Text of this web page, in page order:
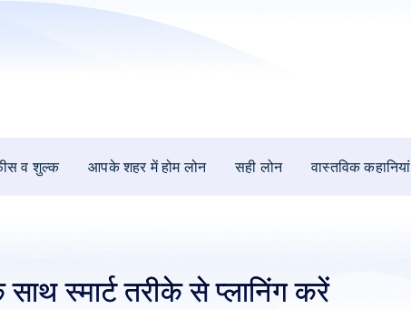
व शुल्क आपके शहर में होम लोन सही लोन वास्तविक कहानियां
स्मार्ट तरीके से प्लानिंग करें